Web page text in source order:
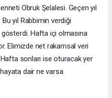
Obruk Şelalesi. Geçen yıl
yıl Rabbimin verdiği
Hafta içi olmasına
Elimizde net rakamsal veri
sonları ise oturacak yer
dair ne varsa